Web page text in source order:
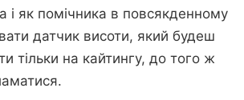
і як помічника в повсякденному
датчик висоти, який будеш
тільки на кайтингу, до того ж